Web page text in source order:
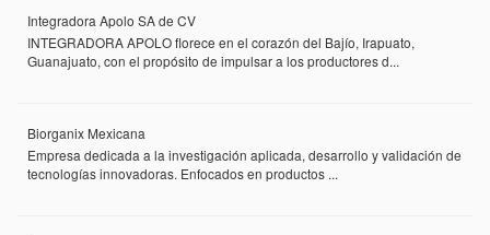
Integradora Apolo SA de CV
INTEGRADORA APOLO florece en el corazón del Bajío, Irapuato,
Guanajuato, con el propósito de impulsar a los productores d...
Biorganix Mexicana
Empresa dedicada a la investigación aplicada, desarrollo y validación de
tecnologías innovadoras. Enfocados en productos ...